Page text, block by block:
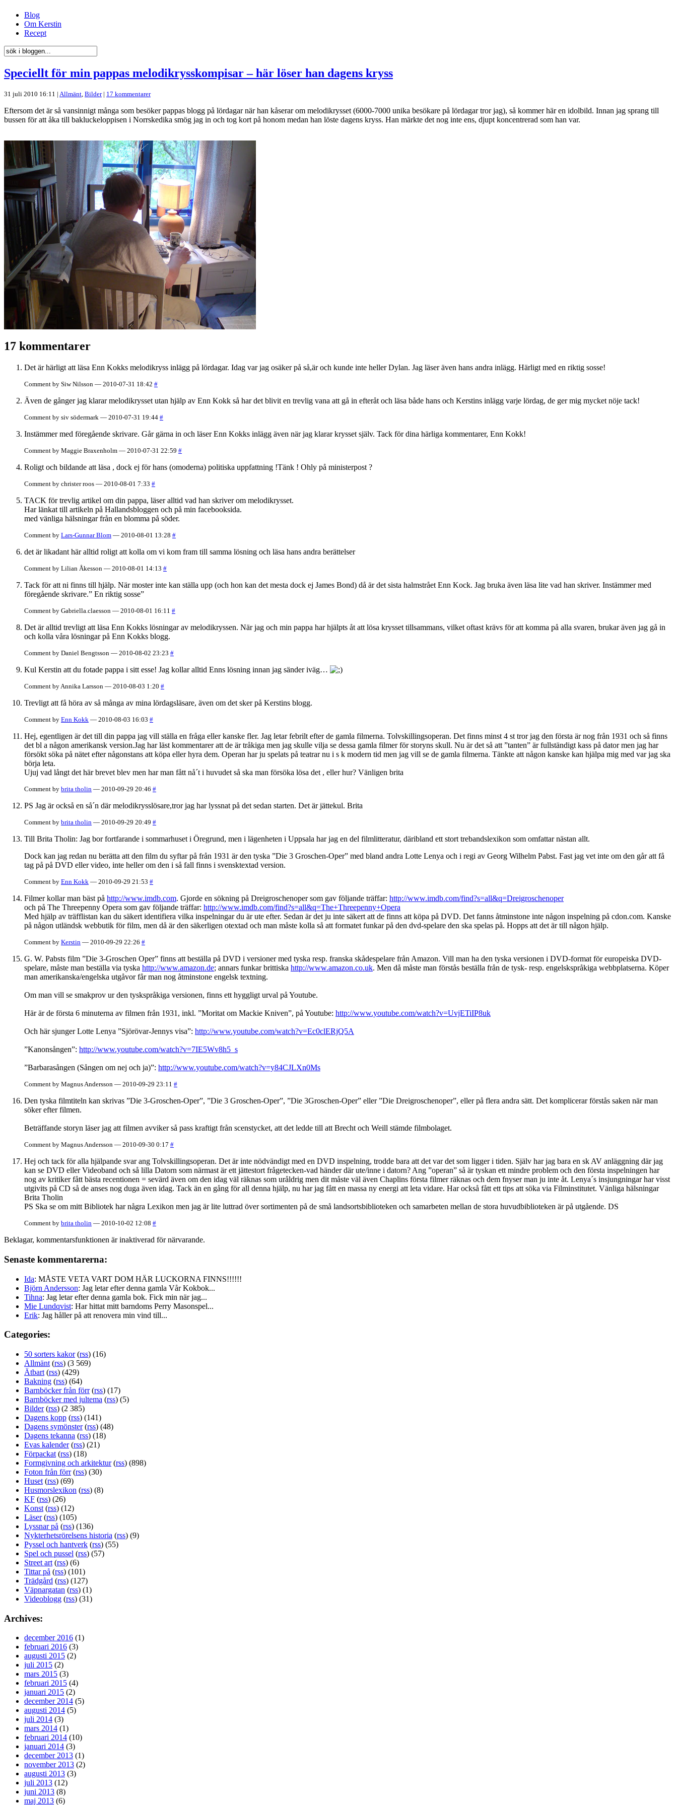
Blog
Om Kerstin
Recept
Speciellt för min pappas melodikrysskompisar – här löser han dagens kryss
31 juli 2010 16:11 | Allmänt, Bilder| 17 kommentarer
Eftersom det är så vansinnigt många som besöker pappas blogg på lördagar när han kåserar om melodikrysset (6000-7000 unika besökare på lördagar tror jag), så kommer här en idolbild. Innan jag sprang till
bussen för att åka till bakluckeloppisen i Norrskedika smög jag in och tog kort på honom medan han löste dagens kryss. Han märkte det nog inte ens, djupt koncentrerad som han var.
17 kommentarer
Det är härligt att läsa Enn Kokks melodikryss inlägg på lördagar. Idag var jag osäker på så,är och kunde inte heller Dylan. Jag läser även hans andra inlägg. Härligt med en riktig sosse!
Comment by Siw Nilsson — 2010-07-31 18:42 #
Även de gånger jag klarar melodikrysset utan hjälp av Enn Kokk så har det blivit en trevlig vana att gå in efteråt och läsa både hans och Kerstins inlägg varje lördag, de ger mig mycket nöje tack!
Comment by siv södermark — 2010-07-31 19:44 #
Instämmer med föregående skrivare. Går gärna in och läser Enn Kokks inlägg även när jag klarar krysset själv. Tack för dina härliga kommentarer, Enn Kokk!
Comment by Maggie Braxenholm — 2010-07-31 22:59 #
Roligt och bildande att läsa , dock ej för hans (omoderna) politiska uppfattning !Tänk ! Ohly på ministerpost ?
Comment by christer roos — 2010-08-01 7:33 #
TACK för trevlig artikel om din pappa, läser alltid vad han skriver om melodikrysset.
Har länkat till artikeln på Hallandsbloggen och på min facebooksida.
med vänliga hälsningar från en blomma på söder.
Comment by Lars-Gunnar Blom — 2010-08-01 13:28 #
det är likadant här alltid roligt att kolla om vi kom fram till samma lösning och läsa hans andra berättelser
Comment by Lilian Åkesson — 2010-08-01 14:13 #
Tack för att ni finns till hjälp. När moster inte kan ställa upp (och hon kan det mesta dock ej James Bond) då är det sista halmstrået Enn Kock. Jag bruka även läsa lite vad han skriver. Instämmer med
föregående skrivare.” En riktig sosse”
Comment by Gabriella.claesson — 2010-08-01 16:11 #
Det är alltid trevligt att läsa Enn Kokks lösningar av melodikryssen. När jag och min pappa har hjälpts åt att lösa krysset tillsammans, vilket oftast krävs för att komma på alla svaren, brukar även jag gå in
och kolla våra lösningar på Enn Kokks blogg.
Comment by Daniel Bengtsson — 2010-08-02 23:23 #
Kul Kerstin att du fotade pappa i sitt esse! Jag kollar alltid Enns lösning innan jag sänder iväg…
Comment by Annika Larsson — 2010-08-03 1:20 #
Trevligt att få höra av så många av mina lördagsläsare, även om det sker på Kerstins blogg.
Comment by Enn Kokk — 2010-08-03 16:03 #
Hej, egentligen är det till din pappa jag vill ställa en fråga eller kanske fler. Jag letar febrilt efter de gamla filmerna. Tolvskillingsoperan. Det finns minst 4 st tror jag den första är nog från 1931 och så finns
det bl a någon amerikansk version.Jag har läst kommentarer att de är tråkiga men jag skulle vilja se dessa gamla filmer för storyns skull. Nu är det så att ”tanten” är fullständigt kass på dator men jag har
försökt söka på nätet efter någonstans att köpa eller hyra dem. Operan har ju spelats på teatrar nu i s k modern tid men jag vill se de gamla filmerna. Tänkte att någon kanske kan hjälpa mig med var jag ska
börja leta.
Ujuj vad långt det här brevet blev men har man fått nå´t i huvudet så ska man försöka lösa det , eller hur? Vänligen brita
Comment by brita tholin — 2010-09-29 20:46 #
PS Jag är också en så´n där melodikrysslösare,tror jag har lyssnat på det sedan starten. Det är jättekul. Brita
Comment by brita tholin — 2010-09-29 20:49 #
Till Brita Tholin: Jag bor fortfarande i sommarhuset i Öregrund, men i lägenheten i Uppsala har jag en del filmlitteratur, däribland ett stort trebandslexikon som omfattar nästan allt.
Dock kan jag redan nu berätta att den film du syftar på från 1931 är den tyska ”Die 3 Groschen-Oper” med bland andra Lotte Lenya och i regi av Georg Wilhelm Pabst. Fast jag vet inte om den går att få
tag på på DVD eller video, inte heller om den i så fall finns i svensktextad version.
Comment by Enn Kokk — 2010-09-29 21:53 #
Filmer kollar man bäst på http://www.imdb.com. Gjorde en sökning på Dreigroschenoper som gav följande träffar: http://www.imdb.com/find?s=all&q=Dreigroschenoper
och på The Threepenny Opera som gav följande träffar: http://www.imdb.com/find?s=all&q=The+Threepenny+Opera
Med hjälp av träfflistan kan du säkert identifiera vilka inspelningar du är ute efter. Sedan är det ju inte säkert att de finns att köpa på DVD. Det fanns åtminstone inte någon inspelning på cdon.com. Kanske
på någon utländsk webbutik för film, men då är den säkerligen otextad och man måste kolla så att formatet funkar på den dvd-spelare den ska spelas på. Hopps att det är till någon hjälp.
Comment by Kerstin — 2010-09-29 22:26 #
G. W. Pabsts film ”Die 3-Groschen Oper” finns att beställa på DVD i versioner med tyska resp. franska skådespelare från Amazon. Vill man ha den tyska versionen i DVD-format för europeiska DVD-
spelare, måste man beställa via tyska http://www.amazon.de; annars funkar brittiska http://www.amazon.co.uk. Men då måste man förstås beställa från de tysk- resp. engelskspråkiga webbplatserna. Köper
man amerikanska/engelska utgåvor får man nog åtminstone engelsk textning.
Om man vill se smakprov ur den tyskspråkiga versionen, finns ett hyggligt urval på Youtube.
Här är de första 6 minuterna av filmen från 1931, inkl. ”Moritat om Mackie Kniven”, på Youtube: http://www.youtube.com/watch?v=UvjETiIP8uk
Och här sjunger Lotte Lenya ”Sjörövar-Jennys visa”: http://www.youtube.com/watch?v=Ec0clERjQ5A
”Kanonsången”: http://www.youtube.com/watch?v=7IE5Wv8h5_s
”Barbarasången (Sången om nej och ja)”: http://www.youtube.com/watch?v=y84CJLXn0Ms
Comment by Magnus Andersson — 2010-09-29 23:11 #
Den tyska filmtiteln kan skrivas ”Die 3-Groschen-Oper”, ”Die 3 Groschen-Oper”, ”Die 3Groschen-Oper” eller ”Die Dreigroschenoper”, eller på flera andra sätt. Det komplicerar förstås saken när man
söker efter filmen.
Beträffande storyn läser jag att filmen avviker så pass kraftigt från scenstycket, att det ledde till att Brecht och Weill stämde filmbolaget.
Comment by Magnus Andersson — 2010-09-30 0:17 #
Hej och tack för alla hjälpande svar ang Tolvskillingsoperan. Det är inte nödvändigt med en DVD inspelning, trodde bara att det var det som ligger i tiden. Själv har jag bara en sk AV anläggning där jag
kan se DVD eller Videoband och så lilla Datorn som närmast är ett jättestort frågetecken-vad händer där ute/inne i datorn? Ang ”operan” så är tyskan ett mindre problem och den första inspelningen har
nog av kritiker fått bästa recentionen = sevärd även om den idag väl räknas som uråldrig men dit måste väl även Chaplins första filmer räknas och dem fnyser man ju inte åt. Lenya´s insjungningar har visst
utgivits på CD så de anses nog duga även idag. Tack än en gång för all denna hjälp, nu har jag fått en massa ny energi att leta vidare. Har också fått ett tips att söka via Filminstitutet. Vänliga hälsningar
Brita Tholin
PS Ska se om mitt Bibliotek har några Lexikon men jag är lite luttrad över sortimenten på de små landsortsbiblioteken och samarbeten mellan de stora huvudbiblioteken är på utgående. DS
Comment by brita tholin — 2010-10-02 12:08 #
Beklagar, kommentarsfunktionen är inaktiverad för närvarande.
Senaste kommentarerna:
Ida: MÅSTE VETA VART DOM HÄR LUCKORNA FINNS!!!!!!
Björn Andersson: Jag letar efter denna gamla Vår Kokbok...
Tihna: Jag letar efter denna gamla bok. Fick min när jag...
Mie Lundqvist: Har hittat mitt barndoms Perry Masonspel...
Erik: Jag håller på att renovera min vind till...
Categories:
50 sorters kakor(rss) (16)
Allmänt (rss) (3 569)
Ätbart (rss) (429)
Bakning (rss) (64)
Barnböcker från förr(rss) (17)
Barnböcker med jultema (rss) (5)
Bilder(rss) (2 385)
Dagens kopp (rss) (141)
Dagens symönster(rss) (48)
Dagens tekanna (rss) (18)
Evas kalender(rss) (21)
Förpackat (rss) (18)
Formgivning och arkitektur(rss) (898)
Foton från förr(rss) (30)
Huset (rss) (69)
Husmorslexikon (rss) (8)
KF (rss) (26)
Konst (rss) (12)
Läser(rss) (105)
Lyssnar på (rss) (136)
Nykterhetsrörelsens historia (rss) (9)
Pyssel och hantverk (rss) (55)
Spel och pussel (rss) (57)
Street art (rss) (6)
Tittar på (rss) (101)
Trädgård (rss) (127)
Väpnargatan (rss) (1)
Videoblogg (rss) (31)
Archives:
december 2016 (1)
februari 2016 (3)
augusti 2015 (2)
juli 2015 (2)
mars 2015 (3)
februari 2015 (4)
januari 2015 (2)
december 2014 (5)
augusti 2014 (5)
juli 2014 (3)
mars 2014 (1)
februari 2014 (10)
januari 2014 (3)
december 2013 (1)
november 2013 (2)
augusti 2013 (3)
juli 2013 (12)
juni 2013 (8)
maj 2013 (6)